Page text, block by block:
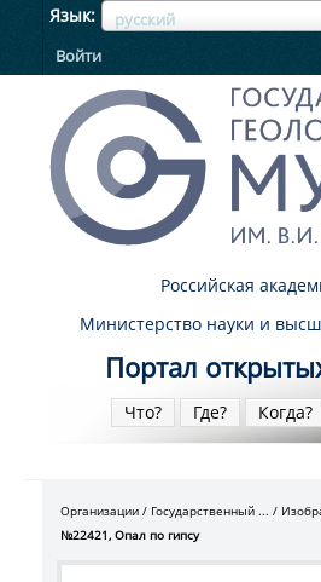
Язык русский
ЯзыкЯзык
Войти
Российская
Министерство науки и
Портал
Что? Где? Когда?
Организации Государственный ...
№22421, Опал по гипсу